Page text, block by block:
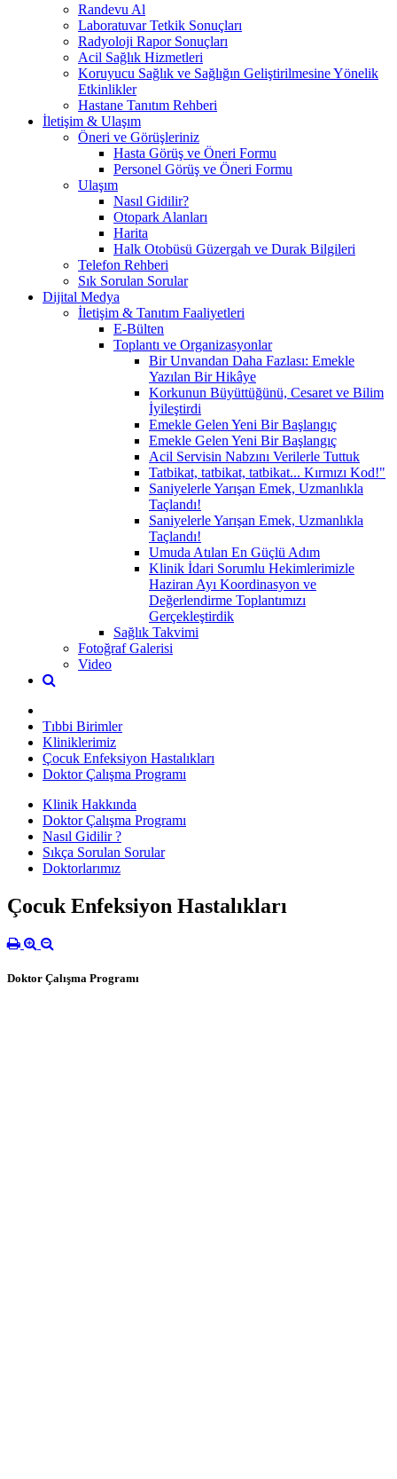
Randevu Al
Laboratuvar Tetkik Sonuçları
Radyoloji Rapor Sonuçları
Acil Sağlık Hizmetleri
Koruyucu Sağlık ve Sağlığın Geliştirilmesine Yönelik
Etkinlikler
Hastane Tanıtım Rehberi
İletişim & Ulaşım
Öneri ve Görüşleriniz
Hasta Görüş ve Öneri Formu
Personel Görüş ve Öneri Formu
Ulaşım
Nasıl Gidilir?
Otopark Alanları
Harita
Halk Otobüsü Güzergah ve Durak Bilgileri
Telefon Rehberi
Sık Sorulan Sorular
Dijital Medya
İletişim & Tanıtım Faaliyetleri
E-Bülten
Toplantı ve Organizasyonlar
Bir Unvandan Daha Fazlası: Emekle
Yazılan Bir Hikâye
Korkunun Büyüttüğünü, Cesaret ve Bilim
İyileştirdi
Emekle Gelen Yeni Bir Başlangıç
Emekle Gelen Yeni Bir Başlangıç
Acil Servisin Nabzını Verilerle Tuttuk
Tatbikat, tatbikat, tatbikat... Kırmızı Kod!"
Saniyelerle Yarışan Emek, Uzmanlıkla
Taçlandı!
Saniyelerle Yarışan Emek, Uzmanlıkla
Taçlandı!
Umuda Atılan En Güçlü Adım
Klinik İdari Sorumlu Hekimlerimizle
Haziran Ayı Koordinasyon ve
Değerlendirme Toplantımızı
Gerçekleştirdik
Sağlık Takvimi
Fotoğraf Galerisi
Video
Tıbbi Birimler
Kliniklerimiz
Çocuk Enfeksiyon Hastalıkları
Doktor Çalışma Programı
Klinik Hakkında
Doktor Çalışma Programı
Nasıl Gidilir ?
Sıkça Sorulan Sorular
Doktorlarımız
Çocuk Enfeksiyon Hastalıkları
Doktor Çalışma Programı